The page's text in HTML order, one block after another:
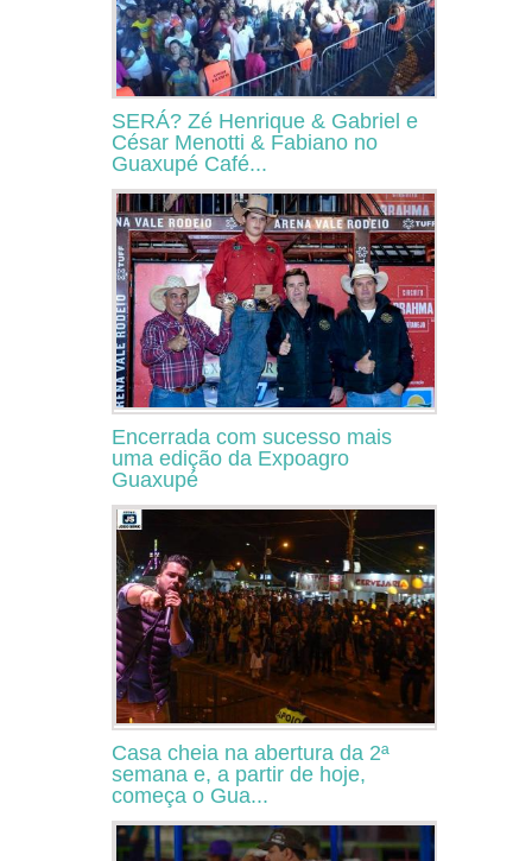
SERÁ? Zé Henrique & Gabriel e
César Menotti & Fabiano no
Guaxupé Café...
Encerrada com sucesso mais
uma edição da Expoagro
Guaxupé
Casa cheia na abertura da 2ª
semana e, a partir de hoje,
começa o Gua...